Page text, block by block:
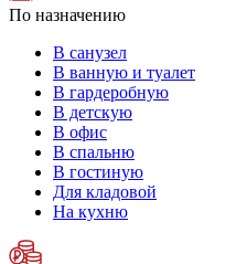
По назначению
В санузел
В ванную и туалет
В гардеробную
В детскую
В офис
В спальню
В гостиную
Для кладовой
На кухню